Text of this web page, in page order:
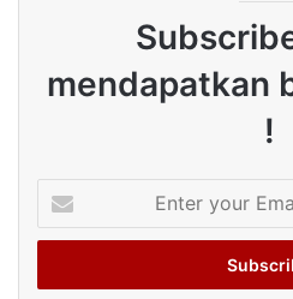
mendapatkan
!
your
Email